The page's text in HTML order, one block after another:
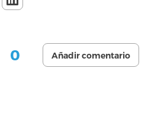
0 Añadir comentario